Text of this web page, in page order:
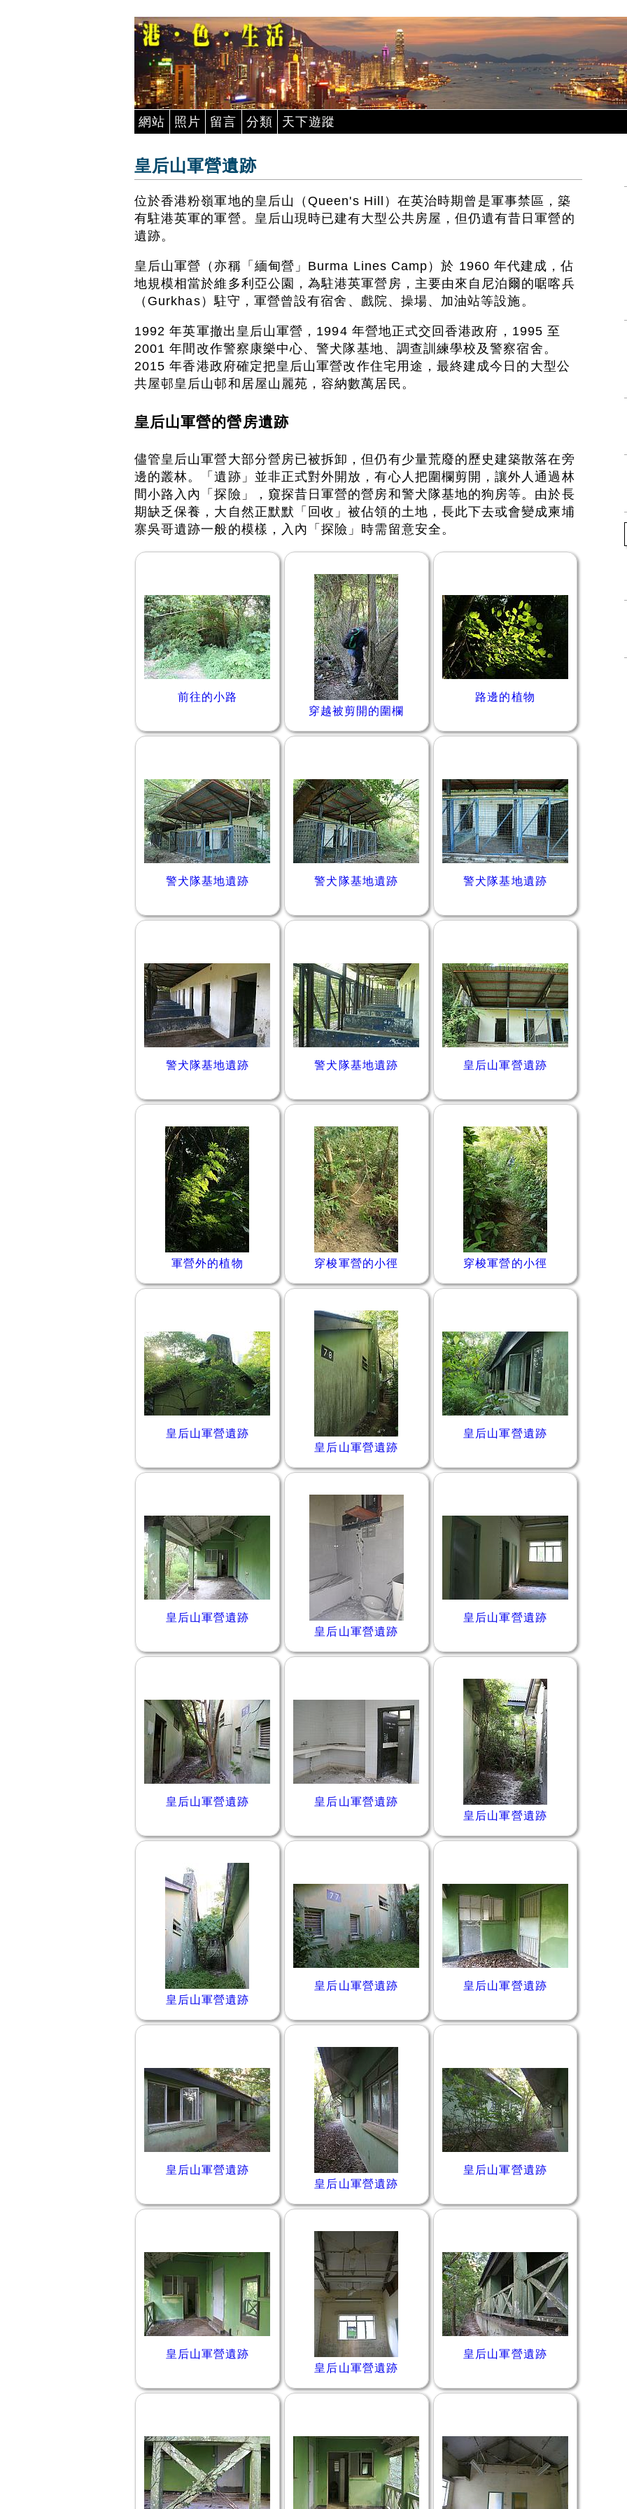
網站 照片 留言 分類 天下遊蹤
皇后山軍營遺跡
位於香港粉嶺軍地的皇后山（Queen's Hill）在英治時期曾是軍事禁區，築
有駐港英軍的軍營。皇后山現時已建有大型公共房屋，但仍遺有昔日軍營的
遺跡。
皇后山軍營（亦稱「緬甸營」Burma Lines Camp）於 1960 年代建成，佔
地規模相當於維多利亞公園，為駐港英軍營房，主要由來自尼泊爾的啹喀兵
（Gurkhas）駐守，軍營曾設有宿舍、戲院、操場、加油站等設施。
1992 年英軍撤出皇后山軍營，1994 年營地正式交回香港政府，1995 至
2001 年間改作警察康樂中心、警犬隊基地、調查訓練學校及警察宿舍。
2015 年香港政府確定把皇后山軍營改作住宅用途，最終建成今日的大型公
共屋邨皇后山邨和居屋山麗苑，容納數萬居民。
皇后山軍營的營房遺跡
儘管皇后山軍營大部分營房已被拆卸，但仍有少量荒廢的歷史建築散落在旁
邊的叢林。「遺跡」並非正式對外開放，有心人把圍欄剪開，讓外人通過林
間小路入內「探險」，窺探昔日軍營的營房和警犬隊基地的狗房等。由於長
期缺乏保養，大自然正默默「回收」被佔領的土地，長此下去或會變成柬埔
寨吳哥遺跡一般的模樣，入內「探險」時需留意安全。
前往的小路
穿越被剪開的圍欄
路邊的植物
警犬隊基地遺跡 警犬隊基地遺跡 警犬隊基地遺跡
警犬隊基地遺跡 警犬隊基地遺跡 皇后山軍營遺跡
軍營外的植物 穿梭軍營的小徑 穿梭軍營的小徑
皇后山軍營遺跡
皇后山軍營遺跡
皇后山軍營遺跡
皇后山軍營遺跡
皇后山軍營遺跡
皇后山軍營遺跡
皇后山軍營遺跡
皇后山軍營遺跡
皇后山軍營遺跡
皇后山軍營遺跡
皇后山軍營遺跡 皇后山軍營遺跡
皇后山軍營遺跡
皇后山軍營遺跡
皇后山軍營遺跡
皇后山軍營遺跡
皇后山軍營遺跡
皇后山軍營遺跡